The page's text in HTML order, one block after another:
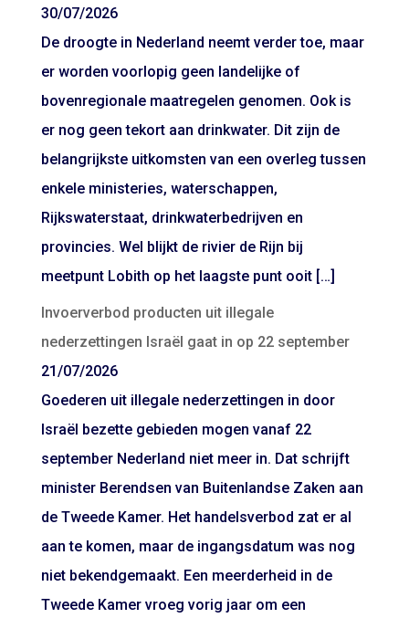
30/07/2026
De droogte in Nederland neemt verder toe, maar
er worden voorlopig geen landelijke of
bovenregionale maatregelen genomen. Ook is
er nog geen tekort aan drinkwater. Dit zijn de
belangrijkste uitkomsten van een overleg tussen
enkele ministeries, waterschappen,
Rijkswaterstaat, drinkwaterbedrijven en
provincies. Wel blijkt de rivier de Rijn bij
meetpunt Lobith op het laagste punt ooit […]
Invoerverbod producten uit illegale
nederzettingen Israël gaat in op 22 september
21/07/2026
Goederen uit illegale nederzettingen in door
Israël bezette gebieden mogen vanaf 22
september Nederland niet meer in. Dat schrijft
minister Berendsen van Buitenlandse Zaken aan
de Tweede Kamer. Het handelsverbod zat er al
aan te komen, maar de ingangsdatum was nog
niet bekendgemaakt. Een meerderheid in de
Tweede Kamer vroeg vorig jaar om een